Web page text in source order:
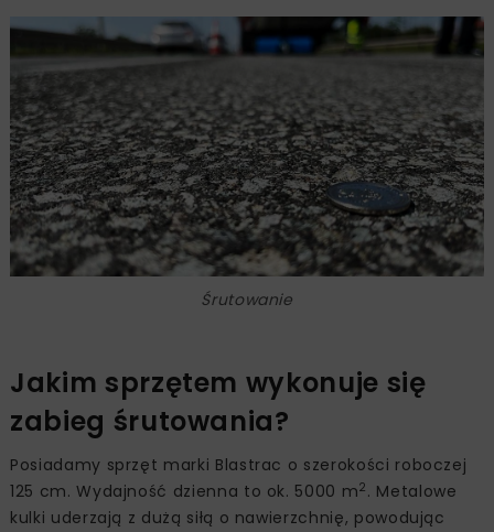
Śrutowanie
Jakim sprzętem wykonuje się
zabieg śrutowania?
Posiadamy sprzęt marki Blastrac o szerokości roboczej
125 cm. Wydajność dzienna to ok. 5000 m2 . Metalowe
kulki uderzają z dużą siłą o nawierzchnię, powodując